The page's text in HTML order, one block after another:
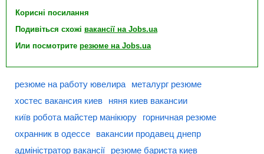
Корисні посилання
Подивіться схожі вакансії на Jobs.ua
Или посмотрите резюме на Jobs.ua
резюме на работу ювелира
металург резюме
хостес вакансия киев
няня киев вакансии
київ робота майстер манікюру
горничная резюме
охранник в одессе
вакансии продавец днепр
адміністратор вакансії
резюме бариста киев